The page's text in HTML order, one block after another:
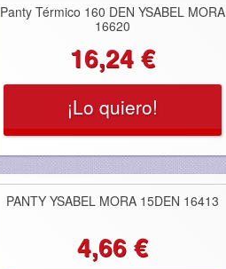
Panty Térmico 160 DEN YSABEL MORA
16620
16,24 €
¡Lo quiero!
PANTY YSABEL MORA 15DEN 16413
4,66 €